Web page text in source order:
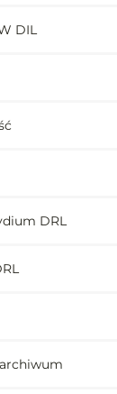
DIL
DRL